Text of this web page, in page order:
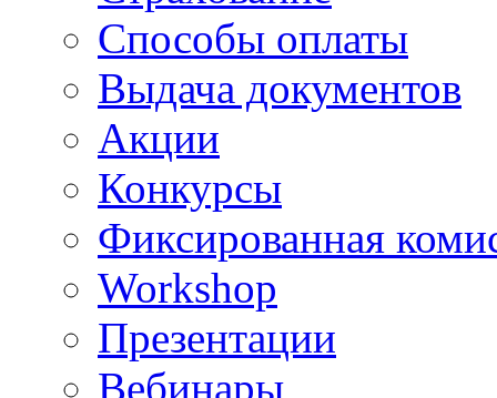
Способы оплаты
Выдача документов
Акции
Конкурсы
Фиксированная
Workshop
Презентации
Вебинары